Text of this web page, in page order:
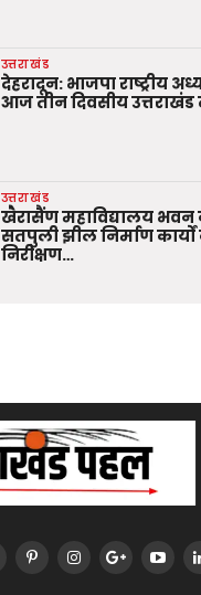
उत्तराखंड
देहरादून: भाजपा राष्ट्रीय
आज तीन दिवसीय उत्तराखंड
उत्तराखंड
खैरासैंण महाविद्यालय भवन
सतपुली झील निर्माण कार्यों
निरीक्षण…